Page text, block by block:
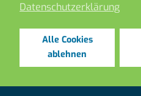
Datenschutzerklärung
Alle Cookies
ablehnen